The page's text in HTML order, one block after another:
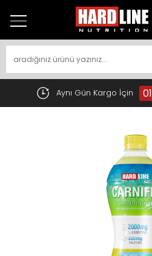
Aynı Gün Kargo İçin 01